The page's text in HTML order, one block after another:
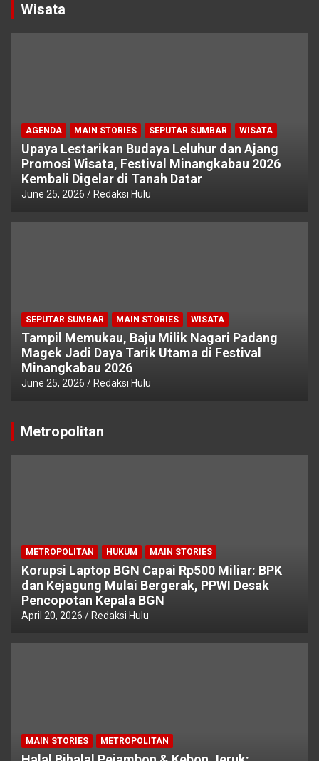
Wisata
AGENDA MAIN STORIES SEPUTAR SUMBAR WISATA
Upaya Lestarikan Budaya Leluhur dan Ajang
Promosi Wisata, Festival Minangkabau 2026
Kembali Digelar di Tanah Datar
June 25, 2026 Redaksi Hulu
SEPUTAR SUMBAR MAIN STORIES WISATA
Tampil Memukau, Baju Milik Nagari Padang
Magek Jadi Daya Tarik Utama di Festival
Minangkabau 2026
June 25, 2026 Redaksi Hulu
Metropolitan
METROPOLITAN HUKUM MAIN STORIES
Korupsi Laptop BGN Capai Rp500 Miliar: BPK
dan Kejagung Mulai Bergerak, PPWI Desak
Pencopotan Kepala BGN
April 20, 2026 Redaksi Hulu
MAIN STORIES METROPOLITAN